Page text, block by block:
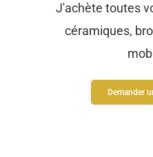
J'achète toutes
céramiques,
Demander